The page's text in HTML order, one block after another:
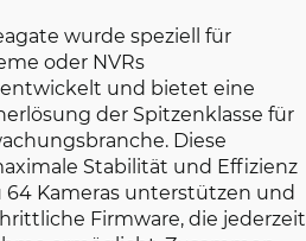
wurde speziell für
oder NVRs
und bietet eine
der Spitzenklasse für
Diese
Stabilität und Effizienz
Kameras unterstützen und
Firmware, die jederzeit